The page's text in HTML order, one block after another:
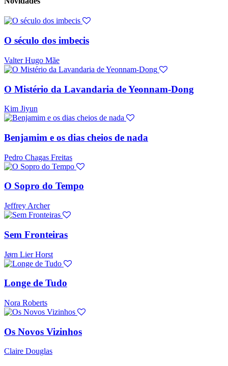
O século dos imbecis
Valter Hugo Mãe
O Mistério da Lavandaria de Yeonnam-Dong
Kim Jiyun
Benjamim e os dias cheios de nada
Pedro Chagas Freitas
O Sopro do Tempo
Jeffrey Archer
Sem Fronteiras
Jørn Lier Horst
Longe de Tudo
Nora Roberts
Os Novos Vizinhos
Claire Douglas